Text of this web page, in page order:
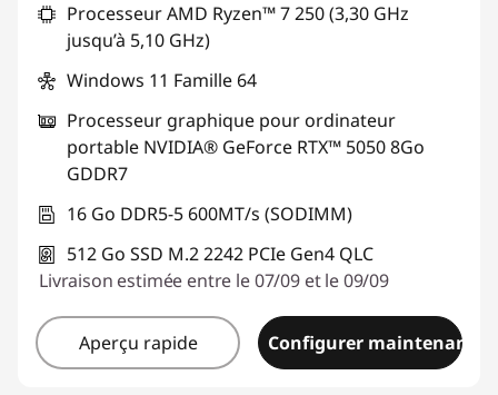
Processeur AMD Ryzen™ 7 250 (3,30 GHz
jusqu’à 5,10 GHz)
Windows 11 Famille 64
Processeur graphique pour ordinateur
portable NVIDIA® GeForce RTX™ 5050 8Go
GDDR7
16 Go DDR5-5 600MT/s (SODIMM)
512 Go SSD M.2 2242 PCIe Gen4 QLC
Livraison estimée entre le 07/09 et le 09/09
Aperçu rapide Configurer maintenant